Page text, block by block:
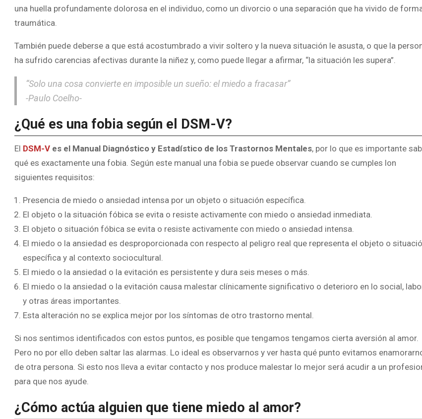
una huella profundamente dolorosa en el individuo, como un divorcio o una separación que ha vivido de
traumática.
También puede deberse a que está acostumbrado a vivir soltero y la nueva situación le asusta, o que la
ha sufrido carencias afectivas durante la niñez y, como puede llegar a afirmar, “la situación les supera”.
“Solo una cosa convierte en imposible un sueño: el miedo a fracasar”
-Paulo Coelho-
¿Qué es una fobia según el DSM-V?
El DSM-V es el Manual Diagnóstico y Estadístico de los Trastornos Mentales, por lo que es importante
qué es exactamente una fobia. Según este manual una fobia se puede observar cuando se cumples lon
siguientes requisitos:
Presencia de miedo o ansiedad intensa por un objeto o situación específica.
El objeto o la situación fóbica se evita o resiste activamente con miedo o ansiedad inmediata.
El objeto o situación fóbica se evita o resiste activamente con miedo o ansiedad intensa.
El miedo o la ansiedad es desproporcionada con respecto al peligro real que representa el objeto o
específica y al contexto sociocultural.
El miedo o la ansiedad o la evitación es persistente y dura seis meses o más.
El miedo o la ansiedad o la evitación causa malestar clínicamente significativo o deterioro en lo social,
y otras áreas importantes.
Esta alteración no se explica mejor por los síntomas de otro trastorno mental.
Si nos sentimos identificados con estos puntos, es posible que tengamos tengamos cierta aversión al amor.
Pero no por ello deben saltar las alarmas. Lo ideal es observarnos y ver hasta qué punto evitamos
de otra persona. Si esto nos lleva a evitar contacto y nos produce malestar lo mejor será acudir a un
para que nos ayude.
¿Cómo actúa alguien que tiene miedo al amor?